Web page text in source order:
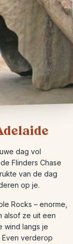
dag vol
Flinders Chase
van de dag
op je.
Rocks – enorme,
alsof ze uit een
wind langs je
verderop